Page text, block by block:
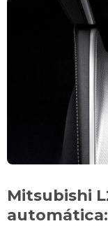
Mitsubishi